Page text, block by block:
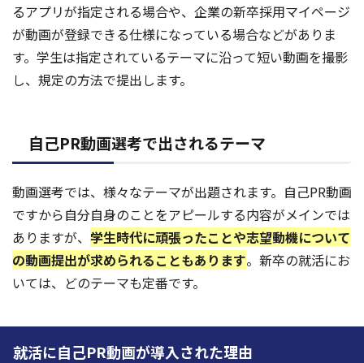
るアプリが指定される場合や、企業の新卒採用マイページ
が動画が登録できる仕様になっている場合などがありま
す。学生は指定されているテーマに沿って短い動画を撮影
し、規定の方法で提出します。
自己PR動画選考で出されるテーマ
動画選考では、様々なテーマが出題されます。自己PR動画
ですから自分自身のことをアピールする内容がメインでは
ありますが、 学生時代に頑張ったことや志望動機について
の動画提出が求められることもあります。新卒の就活にお
いては、どのテーマも定番です。
就活に自己PR動画が導入された理由